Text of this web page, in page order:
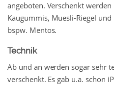
angeboten. Verschenkt werden
Kaugummis, Muesli-Riegel
bspw. Mentos.
Technik
Ab und an werden sogar sehr
verschenkt. Es gab u.a. schon